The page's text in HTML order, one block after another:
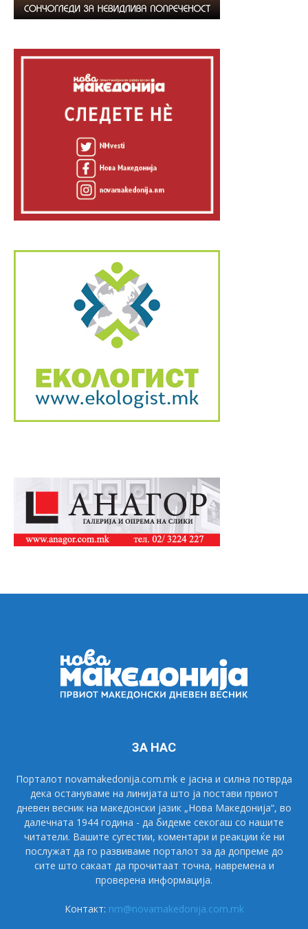
ЗА НАС
Порталот novamakedonija.com.mk е јасна и силна потврда
дека остануваме на линијата што ја постави првиот
дневен весник на македонски јазик „Нова Македонија“, во
далечната 1944 година - да бидеме секогаш со нашите
читатели. Вашите сугестии, коментари и реакции ќе ни
послужат да го развиваме порталот за да допреме до
сите што сакаат да прочитаат точна, навремена и
проверена информација.
Контакт: nm@novamakedonija.com.mk